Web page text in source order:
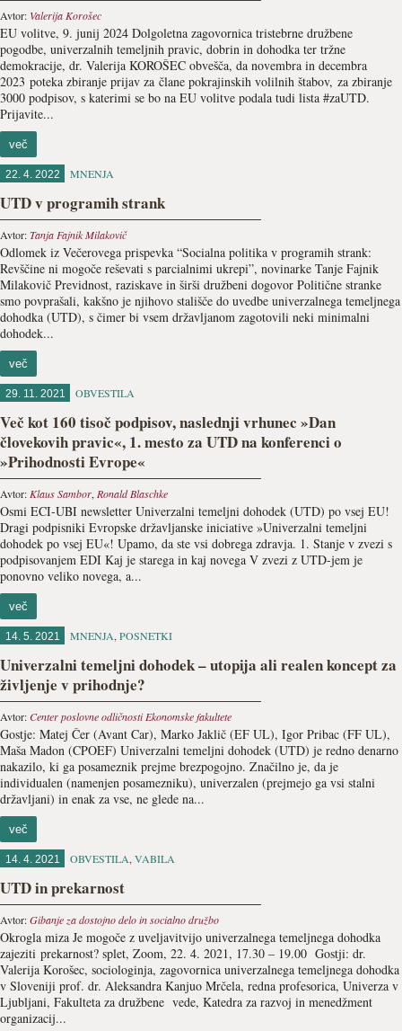
Avtor: Valerija Korošec
EU volitve, 9. junij 2024 Dolgoletna zagovornica tristebrne družbene
pogodbe, univerzalnih temeljnih pravic, dobrin in dohodka ter tržne
demokracije, dr. Valerija KOROŠEC obvešča, da novembra in decembra
2023 poteka zbiranje prijav za člane pokrajinskih volilnih štabov, za zbiranje
3000 podpisov, s katerimi se bo na EU volitve podala tudi lista #zaUTD.
Prijavite...
več
22. 4. 2022 MNENJA
UTD v programih strank
Avtor:Tanja Fajnik Milakovič
Odlomek iz Večerovega prispevka “Socialna politika v programih strank:
Revščine ni mogoče reševati s parcialnimi ukrepi”, novinarke Tanje Fajnik
Milakovič Previdnost, raziskave in širši družbeni dogovor Politične stranke
smo povprašali, kakšno je njihovo stališče do uvedbe univerzalnega temeljnega
dohodka (UTD), s čimer bi vsem državljanom za­gotovili neki minimalni
dohodek...
več
29. 11. 2021 OBVESTILA
Več kot 160 tisoč podpisov, naslednji vrhunec »Dan
človekovih pravic«, 1. mesto za UTD na konferenci o
»Prihodnosti Evrope«
Avtor: Klaus Sambor, Ronald Blaschke
Osmi ECI-UBI newsletter Univerzalni temeljni dohodek (UTD) po vsej EU!
Dragi podpisniki Evropske državljanske iniciative »Univerzalni temeljni
dohodek po vsej EU«! Upamo, da ste vsi dobrega zdravja. 1. Stanje v zvezi s
podpisovanjem EDI Kaj je starega in kaj novega V zvezi z UTD-jem je
ponovno veliko novega, a...
več
14. 5. 2021 MNENJA, POSNETKI
Univerzalni temeljni dohodek – utopija ali realen koncept za
življenje v prihodnje?
Avtor:Center poslovne odličnosti Ekonomske fakultete
Gostje: Matej Čer (Avant Car), Marko Jaklič (EF UL), Igor Pribac (FF UL),
Maša Madon (CPOEF) Univerzalni temeljni dohodek (UTD) je redno denarno
nakazilo, ki ga posameznik prejme brezpogojno. Značilno je, da je
individualen (namenjen posamezniku), univerzalen (prejmejo ga vsi stalni
državljani) in enak za vse, ne glede na...
več
14. 4. 2021 OBVESTILA, VABILA
UTD in prekarnost
Avtor:Gibanje za dostojno delo in socialno družbo
Okrogla miza Je mogoče z uveljavitvijo univerzalnega temeljnega dohodka
zajeziti prekarnost? splet, Zoom, 22. 4. 2021, 17.30 – 19.00 Gostji: dr.
Valerija Korošec, sociologinja, zagovornica univerzalnega temeljnega dohodka
v Sloveniji prof. dr. Aleksandra Kanjuo Mrčela, redna profesorica, Univerza v
Ljubljani, Fakulteta za družbene vede, Katedra za razvoj in menedžment
organizacij...